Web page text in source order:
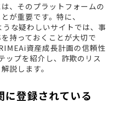
、そのプラットフォームの
が重要です。特に、
な疑わしいサイトでは、事
持っておくことが大切で
資産成長計画の信頼性
ップを紹介し、詐欺のリス
説します。
登録されている